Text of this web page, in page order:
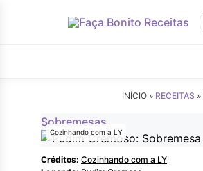
INÍCIO » RECEITAS »
Sobremesas
Cozinhando com a LY
Créditos: Cozinhando com a LY